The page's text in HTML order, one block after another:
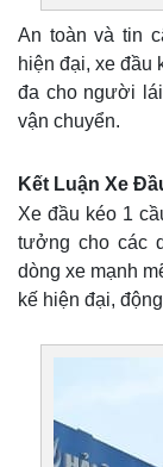
An toàn và tin
hiện đại, xe đầu
đa cho người
vận chuyển.
Kết Luận Xe
Xe đầu kéo 1
tưởng cho các
dòng xe mạnh
kế hiện đại,